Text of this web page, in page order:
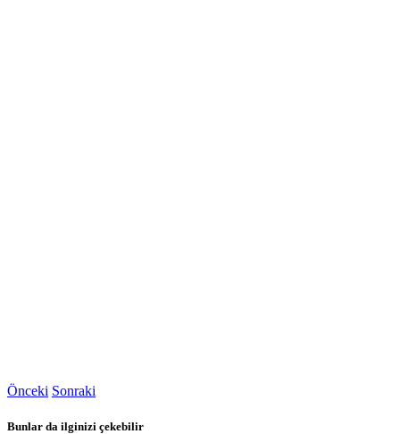
Önceki Sonraki
Bunlar da ilginizi çekebilir